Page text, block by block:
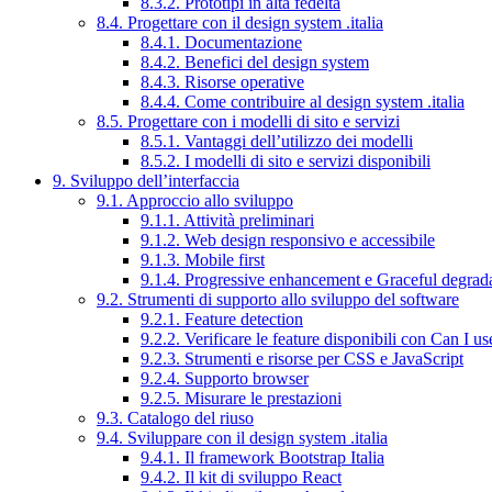
8.4. Progettare con il design system .italia
8.4.1. Documentazione
8.4.2. Benefici del design system
8.4.3. Risorse operative
8.4.4. Come contribuire al design system .italia
8.5. Progettare con i modelli di sito e servizi
8.5.1. Vantaggi dell’utilizzo dei modelli
8.5.2. I modelli di sito e servizi disponibili
9. Sviluppo dell’interfaccia
9.1. Approccio allo sviluppo
9.1.1. Attività preliminari
9.1.2. Web design responsivo e accessibile
9.1.3. Mobile first
9.1.4. Progressive enhancement e Graceful
9.2. Strumenti di supporto allo sviluppo del software
9.2.1. Feature detection
9.2.2. Verificare le feature disponibili con Can I
9.2.3. Strumenti e risorse per CSS e JavaScript
9.2.4. Supporto browser
9.2.5. Misurare le prestazioni
9.3. Catalogo del riuso
9.4. Sviluppare con il design system .italia
9.4.1. Il framework Bootstrap Italia
9.4.2. Il kit di sviluppo React